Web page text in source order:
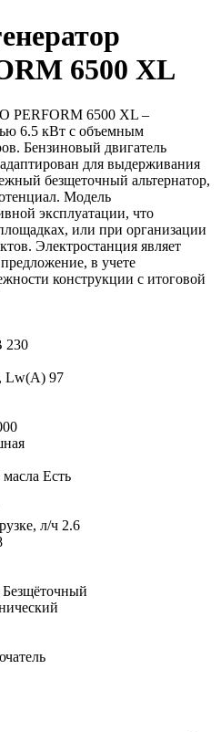
6500 XL
PERFORM 6500 XL –
6.5 кВт с объемным
Бензиновый двигатель
для выдерживания
безщеточный альтернатор,
Модель
эксплуатации, что
или при организации
Электростанция являет
в учете
конструкции с итоговой
230
Lw(A) 97
Есть
л/ч 2.6
Безщёточный